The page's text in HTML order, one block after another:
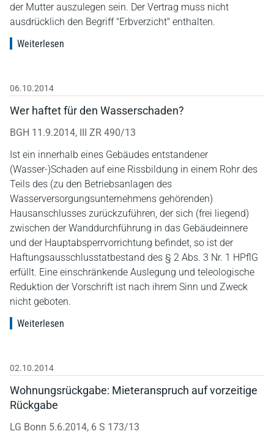
der Mutter auszulegen sein. Der Vertrag muss nicht
ausdrücklich den Begriff "Erbverzicht" enthalten.
Weiterlesen
06.10.2014
Wer haftet für den Wasserschaden?
BGH 11.9.2014, III ZR 490/13
Ist ein innerhalb eines Gebäudes entstandener
(Wasser-)Schaden auf eine Rissbildung in einem Rohr des
Teils des (zu den Betriebsanlagen des
Wasserversorgungsunternehmens gehörenden)
Hausanschlusses zurückzuführen, der sich (frei liegend)
zwischen der Wanddurchführung in das Gebäudeinnere
und der Hauptabsperrvorrichtung befindet, so ist der
Haftungsausschlusstatbestand des § 2 Abs. 3 Nr. 1 HPflG
erfüllt. Eine einschränkende Auslegung und teleologische
Reduktion der Vorschrift ist nach ihrem Sinn und Zweck
nicht geboten.
Weiterlesen
02.10.2014
Wohnungsrückgabe: Mieteranspruch auf vorzeitige
Rückgabe
LG Bonn 5.6.2014, 6 S 173/13